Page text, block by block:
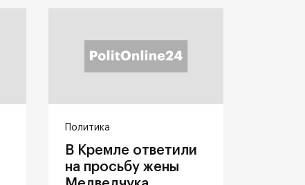
Политика
В Кремле ответили
на просьбу жены